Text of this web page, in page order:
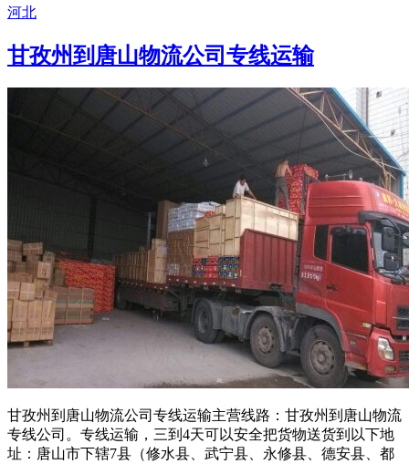
河北
甘孜州到唐山物流公司专线运输
甘孜州到唐山物流公司专线运输主营线路：甘孜州到唐山物流
专线公司。专线运输，三到4天可以安全把货物送货到以下地
址：唐山市下辖7县（修水县、武宁县、永修县、德安县、都